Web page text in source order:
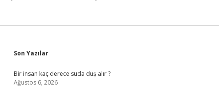
Sidebar
Son Yazılar
Bir insan kaç derece suda duş alır ?
Ağustos 6, 2026